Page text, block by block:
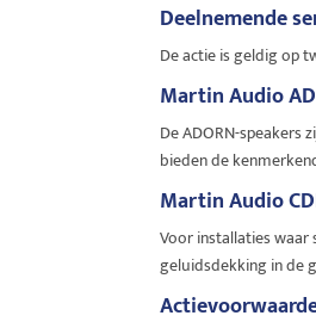
Deelnemende
De actie is geldig op
Martin Audio
De ADORN-
bieden de
Martin Audio
Voor installaties waar
geluidsdekking in de